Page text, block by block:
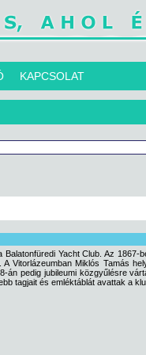
KAPCSOLAT
Yacht Club. Az 1867-
Vitorlázeumban Miklós Tamás
pedig jubileumi közgyűlésre
tagjait és emléktáblát avattak a